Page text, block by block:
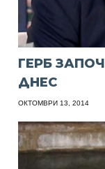
ГЕРБ
ДНЕС
ОКТОМВРИ 13, 2014